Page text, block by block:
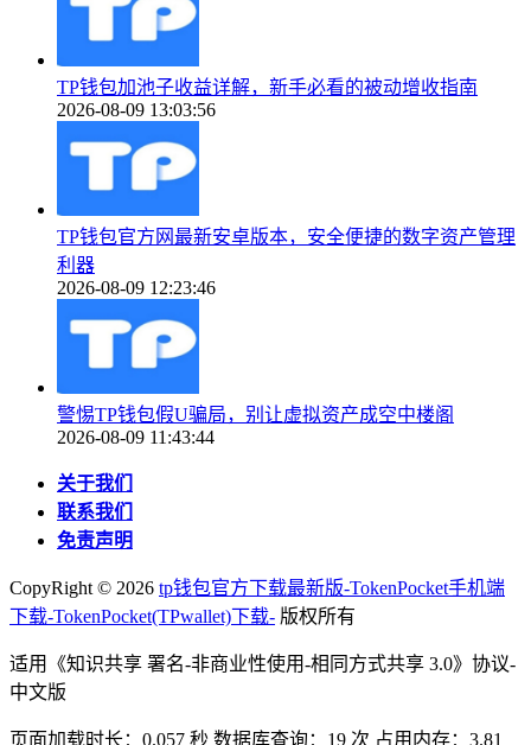
TP钱包加池子收益详解，新手必看的被动增收指南
2026-08-09 13:03:56
TP钱包官方网最新安卓版本，安全便捷的数字资产管理
利器
2026-08-09 12:23:46
警惕TP钱包假U骗局，别让虚拟资产成空中楼阁
2026-08-09 11:43:44
关于我们
联系我们
免责声明
CopyRight © 2026 tp钱包官方下载最新版-TokenPocket手机端
下载-TokenPocket(TPwallet)下载- 版权所有
适用《知识共享 署名-非商业性使用-相同方式共享 3.0》协议-
中文版
页面加载时长：0.057 秒 数据库查询：19 次 占用内存：3.81